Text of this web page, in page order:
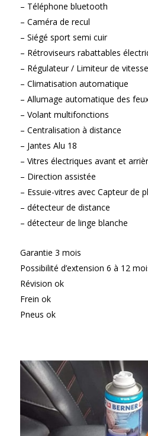
– Téléphone bluetooth
– Caméra de recul
– Siégé sport semi cuir
– Rétroviseurs rabattables
– Régulateur / Limiteur de vitesse
– Climatisation automatique
– Allumage automatique des
– Volant multifonctions
– Centralisation à distance
– Jantes Alu 18
– Vitres électriques avant et
– Direction assistée
– Essuie-vitres avec Capteur de
– détecteur de distance
– détecteur de linge blanche
Garantie 3 mois
Possibilité d’extension 6 à 12
Révision ok
Frein ok
Pneus ok